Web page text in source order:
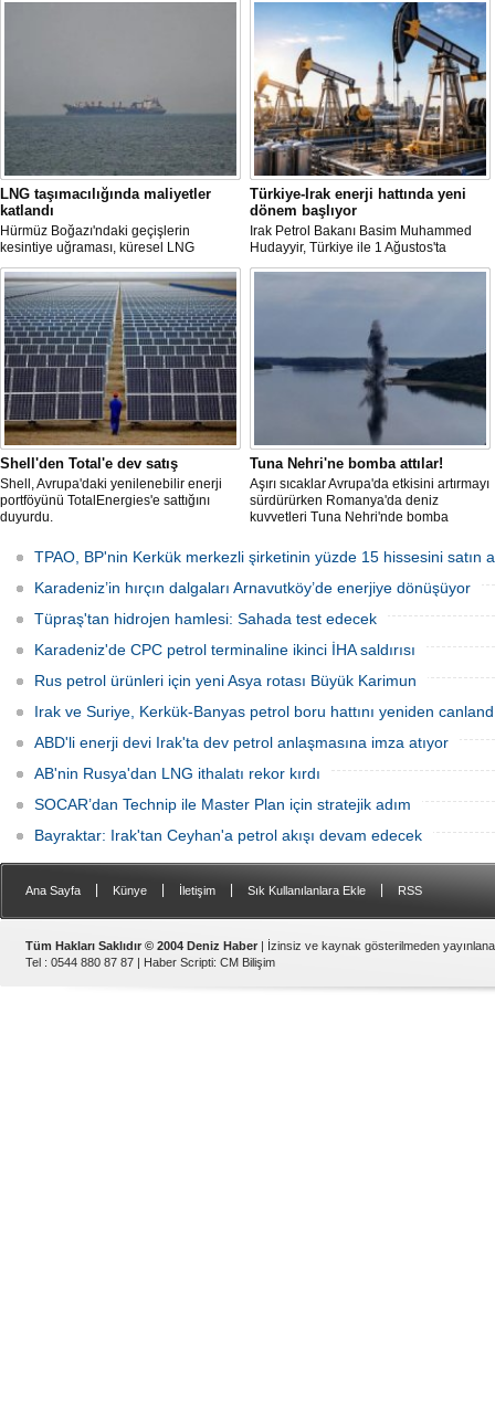
LNG taşımacılığında maliyetler
katlandı
Hürmüz Boğazı'ndaki geçişlerin
kesintiye uğraması, küresel LNG
arzında aksamalara yol açarken sefer
sürelerini uzattı ve gemi kiralama ile
deniz yakıtı maliyetlerini 2022 enerji
krizinden bu yana en yüksek seviyelere
çıkardı.
Türkiye-Irak enerji hattında yeni
dönem başlıyor
Irak Petrol Bakanı Basim Muhammed
Hudayyir, Türkiye ile 1 Ağustos'ta
imzalanan anlaşma kapsamında günlük
uzatıldığını belirten Hudayyir, bu süreçte
uzun vadeli bir çerçeve anlaşmanın
hazırlanacağını bildirdi.
Shell'den Total'e dev satış
Shell, Avrupa'daki yenilenebilir enerji
portföyünü TotalEnergies'e sattığını
duyurdu.
Tuna Nehri'ne bomba attılar!
Aşırı sıcaklar Avrupa'da etkisini artırmayı
sürdürürken Romanya'da deniz
kuvvetleri Tuna Nehri'nde bomba
TPAO, BP'nin Kerkük merkezli şirketinin yüzde 15 hissesini satın
Karadeniz’in hırçın dalgaları Arnavutköy’de enerjiye dönüşüyor
Tüpraş'tan hidrojen hamlesi: Sahada test edecek
Karadeniz'de CPC petrol terminaline ikinci İHA saldırısı
Rus petrol ürünleri için yeni Asya rotası Büyük Karimun
Irak ve Suriye, Kerkük-Banyas petrol boru hattını yeniden
ABD'li enerji devi Irak'ta dev petrol anlaşmasına imza atıyor
AB'nin Rusya'dan LNG ithalatı rekor kırdı
SOCAR’dan Technip ile Master Plan için stratejik adım
Bayraktar: Irak'tan Ceyhan'a petrol akışı devam edecek
Ana Sayfa Künye İletişim Sık Kullanılanlara Ekle RSS
Tüm Hakları Saklıdır © 2004 Deniz Haber | İzinsiz ve kaynak gösterilmeden
Tel : 0544 880 87 87 | Haber Scripti: CM Bilişim